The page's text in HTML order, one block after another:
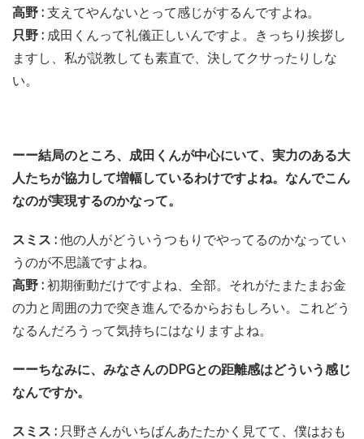
高野 :支えてやんないとって感じがするんですよね。
只野 : 成田くんって礼儀正しいんですよ。きっちり挨拶し
ますし、私が説教しても素直で、決してクサったりしな
い。
ーー結局のところ、成田くんが中心にいて、実力のある大
人たちが協力して増幅しているわけですよね。なんでこん
なのが実現するのかなって。
スミス :他の人がどういうつもりでやってるのかなってい
うのが不思議ですよね。
高野 :初期衝動だけですよね、全部。それがたまたまお金
の力と周囲の力で突き進んでるからおもしろい。これどう
なるんだろうって気持ちにはなりますよね。
ーーちなみに、みなさんのDPGとの距離感はどういう感じ
なんですか。
スミス : 只野さんがいちばんあたたかく見てて、僕はおも